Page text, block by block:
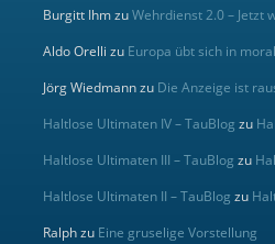
Burgitt IhmzuWehrdienst 2.0 – Jetzt
Aldo Orelli zu Europa übt sich in
Jörg Wiedmannzu Die Anzeige ist
Haltlose Ultimaten IV – TauBlog zu
Haltlose Ultimaten III – TauBlog zu
Haltlose Ultimaten II – TauBlog zu
Ralphzu Eine gruselige Vorstellung